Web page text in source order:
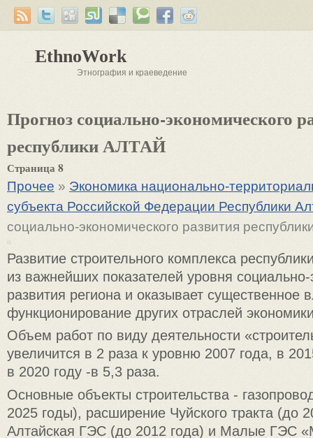
EthnoWork
Этнография и краеведение
Прогноз социально-экономического
республики АЛТАЙ
Страница 8
Прочее » Экономика национально-
субъекта Российской Федерации Республики
социально-экономического развития
Развитие строительного комплекса
из важнейших показателей уровня социально-
развития региона и оказывает существенное
функционирование других отраслей
Объем работ по виду деятельности
увеличится в 2 раза к уровню 2007 года, в
в 2020 году -в 5,3 раза.
Основные объекты строительства -
2025 годы), расширение Чуйского тракта (до
Алтайская ГЭС (до 2012 года) и Малые ГЭС